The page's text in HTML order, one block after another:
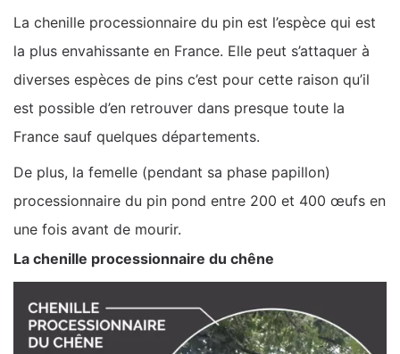
La chenille processionnaire du pin est l’espèce qui est
la plus envahissante en France. Elle peut s’attaquer à
diverses espèces de pins c’est pour cette raison qu’il
est possible d’en retrouver dans presque toute la
France sauf quelques départements.
De plus, la femelle (pendant sa phase papillon)
processionnaire du pin pond entre 200 et 400 œufs en
une fois avant de mourir.
La chenille processionnaire du chêne